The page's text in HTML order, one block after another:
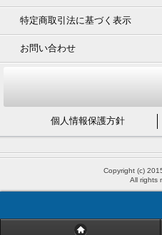
特定商取引法に基づく表示
お問い合わせ
個人情報保護方針
Copyright (c)
All rights